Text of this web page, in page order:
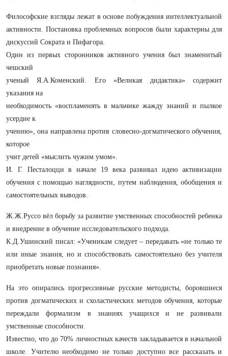
Философские взгляды лежат в основе побуждения интеллектуальной
активности. Постановка проблемных вопросов были характерны для
дискуссий Сократа и Пифагора.
Один из первых сторонников активного учения был знаменитый
чешский
ученый Я.А.Коменский. Его «Великая дидактика» содержит
указания на
необходимость «воспламенять в мальчике жажду знаний и пылкое
усердие к
учению», она направлена против словесно-догматического обучения,
которое
учит детей «мыслить чужим умом».
И. Г. Песталоцци в начале 19 века развивал идею активизации
обучения с помощью наглядности, путем наблюдения, обобщения и
самостоятельных выводов.
Ж.Ж.Руссо вёл борьбу за развитие умственных способностей ребенка
и внедрение в обучение исследовательского подхода.
К.Д.Ушинский писал: «Ученикам следует – передавать «не только те
или иные знания, но и способствовать самостоятельно без учителя
приобретать новые познания».
На это опирались прогрессивные русские методисты, боровшиеся
против догматических и схоластических методов обучения, которые
переждали формализм в знаниях учащихся и не развивали
умственные способности.
Известно, что до 70% личностных качеств закладывается в начальной
школе. Учителю необходимо не только доступно все рассказать и